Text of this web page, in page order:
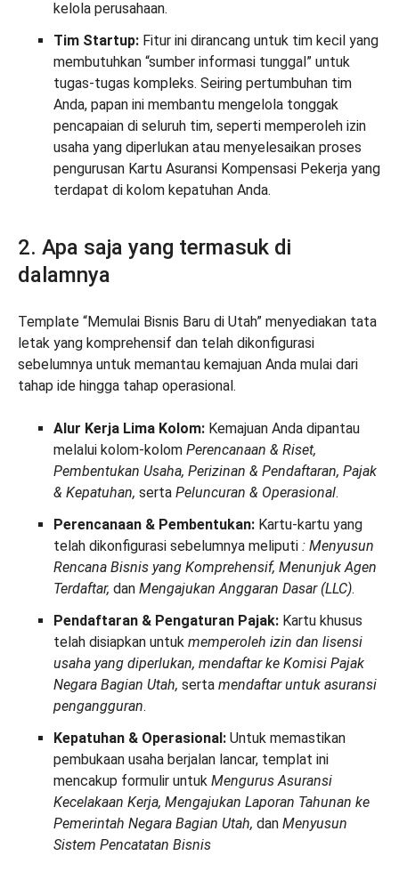
kelola perusahaan.
Tim Startup: Fitur ini dirancang untuk tim kecil yang
membutuhkan “sumber informasi tunggal” untuk
tugas-tugas kompleks. Seiring pertumbuhan tim
Anda, papan ini membantu mengelola tonggak
pencapaian di seluruh tim, seperti memperoleh izin
usaha yang diperlukan atau menyelesaikan proses
pengurusan Kartu Asuransi Kompensasi Pekerja yang
terdapat di kolom kepatuhan Anda.
2. Apa saja yang termasuk di
dalamnya
Template “Memulai Bisnis Baru di Utah” menyediakan tata
letak yang komprehensif dan telah dikonfigurasi
sebelumnya untuk memantau kemajuan Anda mulai dari
tahap ide hingga tahap operasional.
Alur Kerja Lima Kolom: Kemajuan Anda dipantau
melalui kolom-kolom Perencanaan & Riset,
Pembentukan Usaha, Perizinan & Pendaftaran, Pajak
& Kepatuhan, serta Peluncuran & Operasional.
Perencanaan & Pembentukan: Kartu-kartu yang
telah dikonfigurasi sebelumnya meliputi : Menyusun
Rencana Bisnis yang Komprehensif, Menunjuk Agen
Terdaftar, dan Mengajukan Anggaran Dasar (LLC).
Pendaftaran & Pengaturan Pajak: Kartu khusus
telah disiapkan untuk memperoleh izin dan lisensi
usaha yang diperlukan, mendaftar ke Komisi Pajak
Negara Bagian Utah, serta mendaftar untuk asuransi
pengangguran.
Kepatuhan & Operasional: Untuk memastikan
pembukaan usaha berjalan lancar, templat ini
mencakup formulir untuk Mengurus Asuransi
Kecelakaan Kerja, Mengajukan Laporan Tahunan ke
Pemerintah Negara Bagian Utah, dan Menyusun
Sistem Pencatatan Bisnis